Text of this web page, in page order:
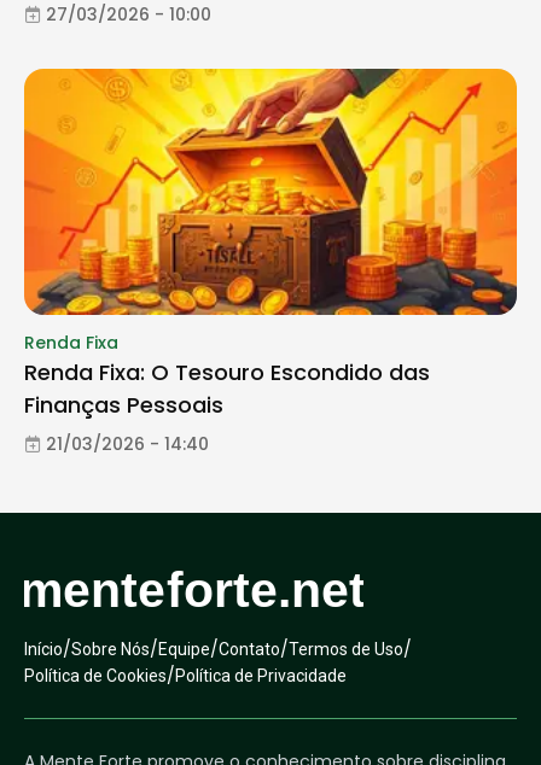
27/03/2026 - 10:00
Renda Fixa
Renda Fixa: O Tesouro Escondido das
Finanças Pessoais
21/03/2026 - 14:40
Início/Sobre Nós/Equipe/Contato/Termos de Uso/
Política de Cookies/Política de Privacidade